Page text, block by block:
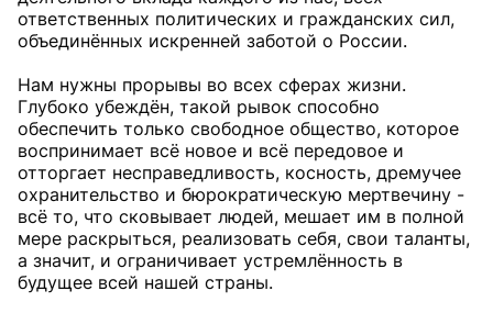
ответственных политических и гражданских сил,
объединённых искренней заботой о России.
Нам нужны прорывы во всех сферах жизни.
Глубоко убеждён, такой рывок способно
обеспечить только свободное общество, которое
воспринимает всё новое и всё передовое и
отторгает несправедливость, косность, дремучее
охранительство и бюрократическую мертвечину -
всё то, что сковывает людей, мешает им в полной
мере раскрыться, реализовать себя, свои таланты,
а значит, и ограничивает устремлённость в
будущее всей нашей страны.